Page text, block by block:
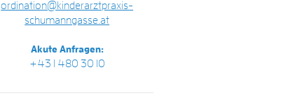
ordination@kinderarztpraxis-
schumanngasse.at
Akute Anfragen:
+43 1 480 30 10